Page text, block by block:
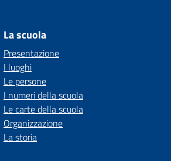
La scuola
Presentazione
I luoghi
Le persone
I numeri della scuola
Le carte della scuola
Organizzazione
La storia